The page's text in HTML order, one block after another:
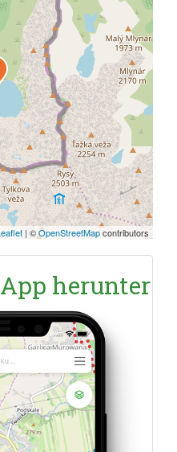
| ©OpenStreetMapcontributors
herunter